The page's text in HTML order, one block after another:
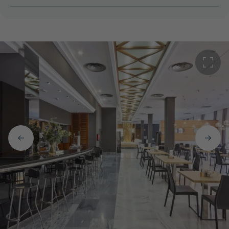
cada plato que servimos, desde las frescas y jugosas
gambas de la costa hasta las tiernas y sabrosas
carnes locales. Además, somos especialistas en
arroces, con una variedad de opciones que incluyen
paellas tradicionales y creaciones modernas que te
transportarán a los sabores de la costa mediterránea.
Imagina una cena romántica con tu pareja en nuestro
encantador restaurante, disfrutando de una exquisita
comida con maridaje. Mientras compartís momentos
especiales juntos, tus hijos pueden jugar
despreocupadamente en nuestro generoso jardín.